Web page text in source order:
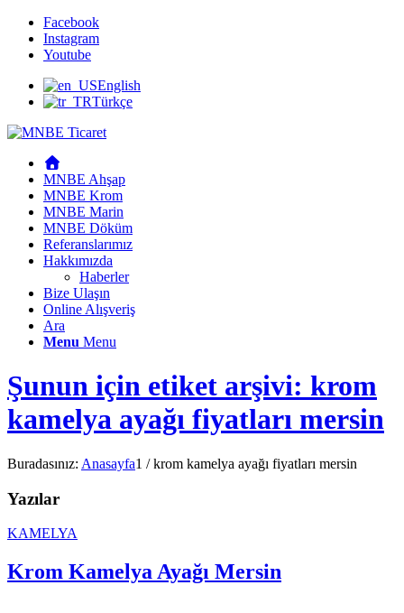
Facebook
Instagram
Youtube
English
Türkçe
MNBE Ahşap
MNBE Krom
MNBE Marin
MNBE Döküm
Referanslarımız
Hakkımızda
Haberler
Bize Ulaşın
Online Alışveriş
Ara
Menu Menu
Şunun için etiket arşivi: krom
kamelya ayağı fiyatları mersin
Buradasınız: Anasayfa1 / krom kamelya ayağı fiyatları mersin
Yazılar
KAMELYA
Krom Kamelya Ayağı Mersin